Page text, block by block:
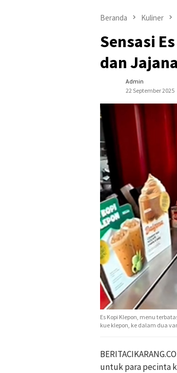
Beranda Kuliner
Sensasi
dan
Admin
22 September 2025
Es Kopi Klepon, menu
kue klepon, ke dalam dua
untuk para pecinta